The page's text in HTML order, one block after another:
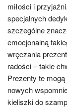
miłości i
specjalnych
szczególne
emocjonalną
wręczania
radości – takie
Prezenty te
nowych
kieliszki do